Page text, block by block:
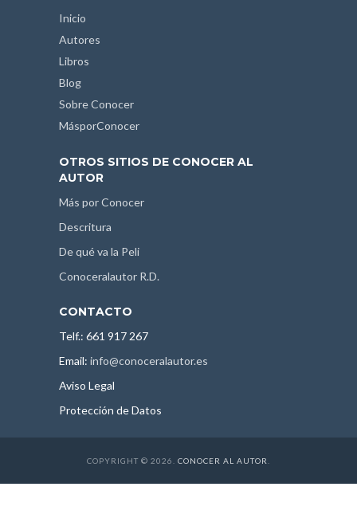
Inicio
Autores
Libros
Blog
Sobre Conocer
MásporConocer
OTROS SITIOS DE CONOCER AL
AUTOR
Más por Conocer
Descritura
De qué va la Peli
Conoceralautor R.D.
CONTACTO
Telf.: 661 917 267
Email: info@conoceralautor.es
Aviso Legal
Protección de Datos
COPYRIGHT © 2026. CONOCER AL AUTOR